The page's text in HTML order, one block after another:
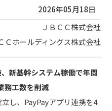
2026年05月18日
ＪＢＣＣ株式会社
Ｃホールディングス株式会社
新基幹システム稼働で年間
務工数を削減
し、PayPayアプリ連携を4